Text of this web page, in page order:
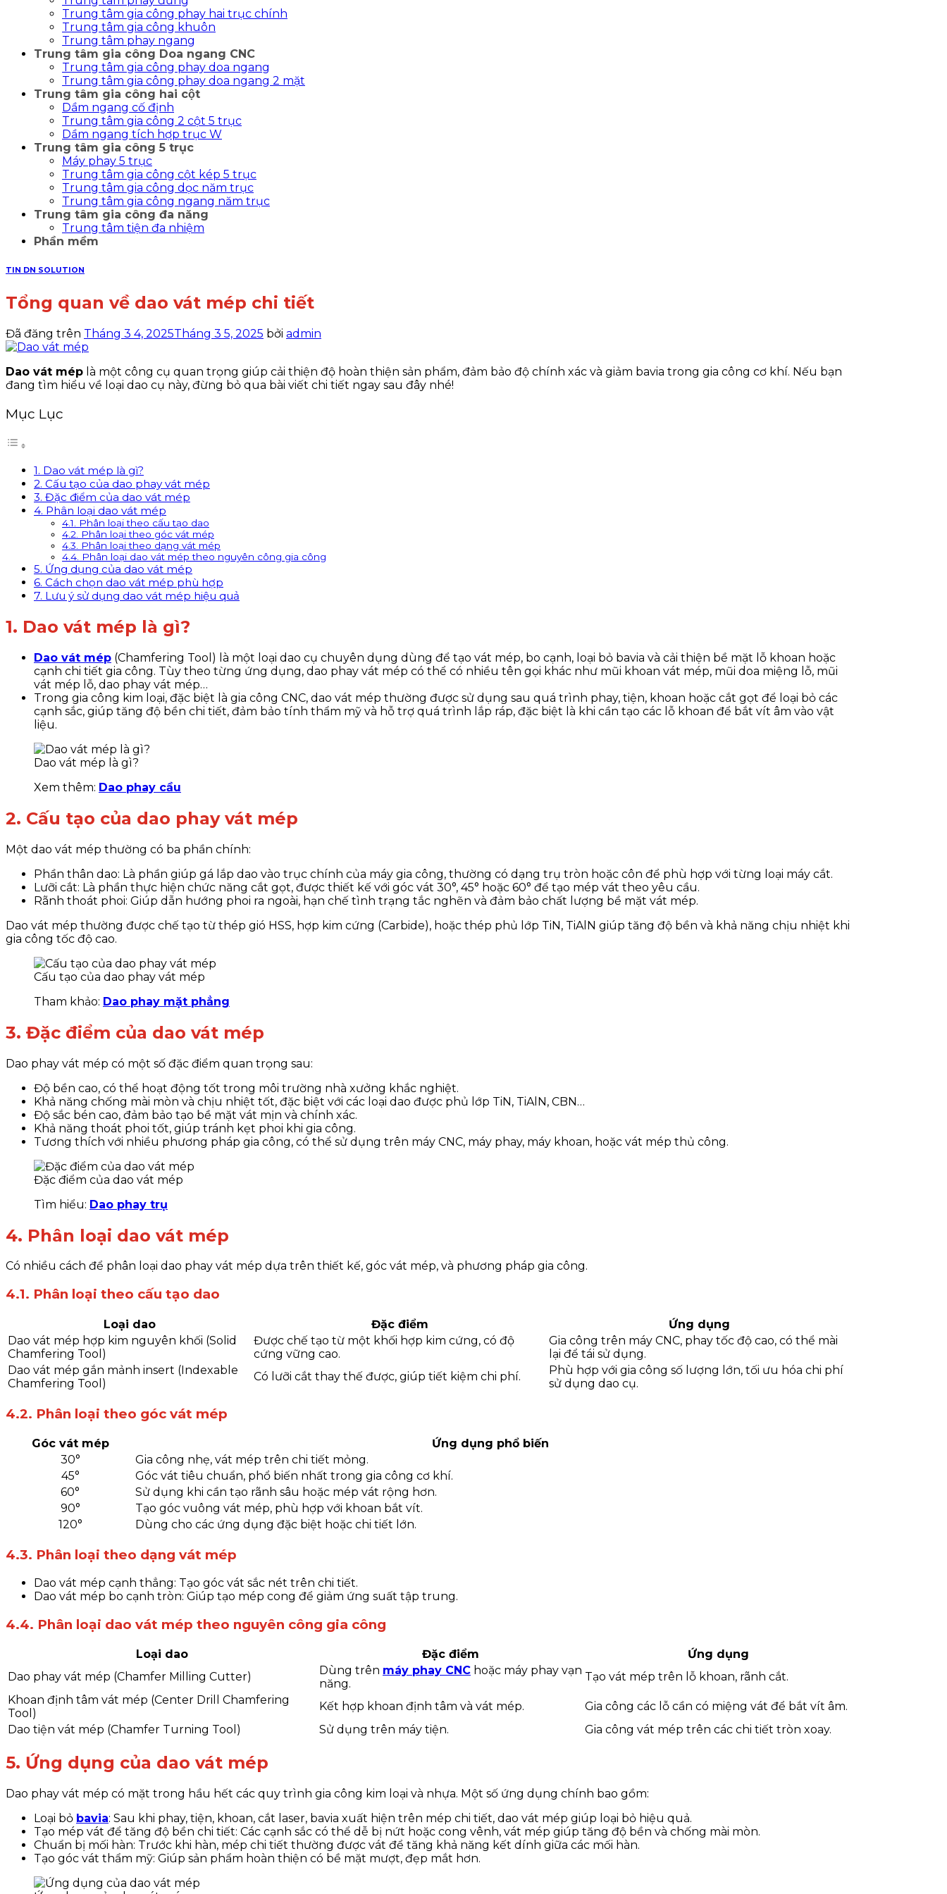
Trung tâm gia công phay hai trục chính
Trung tâm gia công khuôn
Trung tâm phay ngang
Trung tâm gia công Doa ngang CNC
Trung tâm gia công phay doa ngang
Trung tâm gia công phay doa ngang 2 mặt
Trung tâm gia công hai cột
Dầm ngang cố định
Trung tâm gia công 2 cột 5 trục
Dầm ngang tích hợp trục W
Trung tâm gia công 5 trục
Máy phay 5 trục
Trung tâm gia công cột kép 5 trục
Trung tâm gia công dọc năm trục
Trung tâm gia công ngang năm trục
Trung tâm gia công đa năng
Trung tâm tiện đa nhiệm
Phần mềm
TIN DN SOLUTION
Tổng quan về dao vát mép chi tiết
Đã đăng trên Tháng 3 4, 2025Tháng 3 5, 2025 bởi admin
Dao vát mép là một công cụ quan trọng giúp cải thiện độ hoàn thiện sản phẩm, đảm bảo độ chính xác và giảm bavia trong gia công cơ khí. Nếu bạn
đang tìm hiểu về loại dao cụ này, đừng bỏ qua bài viết chi tiết ngay sau đây nhé!
Mục Lục
1. Dao vát mép là gì?
2. Cấu tạo của dao phay vát mép
3. Đặc điểm của dao vát mép
4. Phân loại dao vát mép
4.1. Phân loại theo cấu tạo dao
4.2. Phân loại theo góc vát mép
4.3. Phân loại theo dạng vát mép
4.4. Phân loại dao vát mép theo nguyên công gia công
5. Ứng dụng của dao vát mép
6. Cách chọn dao vát mép phù hợp
7. Lưu ý sử dụng dao vát mép hiệu quả
1. Dao vát mép là gì?
Dao vát mép (Chamfering Tool) là một loại dao cụ chuyên dụng dùng để tạo vát mép, bo cạnh, loại bỏ bavia và cải thiện bề mặt lỗ khoan hoặc
cạnh chi tiết gia công. Tùy theo từng ứng dụng, dao phay vát mép có thể có nhiều tên gọi khác như mũi khoan vát mép, mũi doa miệng lỗ, mũi
vát mép lỗ, dao phay vát mép…
Trong gia công kim loại, đặc biệt là gia công CNC, dao vát mép thường được sử dụng sau quá trình phay, tiện, khoan hoặc cắt gọt để loại bỏ các
cạnh sắc, giúp tăng độ bền chi tiết, đảm bảo tính thẩm mỹ và hỗ trợ quá trình lắp ráp, đặc biệt là khi cần tạo các lỗ khoan để bắt vít âm vào vật
liệu.
Dao vát mép là gì?
Xem thêm: Dao phay cầu
2. Cấu tạo của dao phay vát mép
Một dao vát mép thường có ba phần chính:
Phần thân dao: Là phần giúp gá lắp dao vào trục chính của máy gia công, thường có dạng trụ tròn hoặc côn để phù hợp với từng loại máy cắt.
Lưỡi cắt: Là phần thực hiện chức năng cắt gọt, được thiết kế với góc vát 30°, 45° hoặc 60° để tạo mép vát theo yêu cầu.
Rãnh thoát phoi: Giúp dẫn hướng phoi ra ngoài, hạn chế tình trạng tắc nghẽn và đảm bảo chất lượng bề mặt vát mép.
Dao vát mép thường được chế tạo từ thép gió HSS, hợp kim cứng (Carbide), hoặc thép phủ lớp TiN, TiAlN giúp tăng độ bền và khả năng chịu nhiệt khi
gia công tốc độ cao.
Cấu tạo của dao phay vát mép
Tham khảo: Dao phay mặt phẳng
3. Đặc điểm của dao vát mép
Dao phay vát mép có một số đặc điểm quan trọng sau:
Độ bền cao, có thể hoạt động tốt trong môi trường nhà xưởng khắc nghiệt.
Khả năng chống mài mòn và chịu nhiệt tốt, đặc biệt với các loại dao được phủ lớp TiN, TiAlN, CBN…
Độ sắc bén cao, đảm bảo tạo bề mặt vát mịn và chính xác.
Khả năng thoát phoi tốt, giúp tránh kẹt phoi khi gia công.
Tương thích với nhiều phương pháp gia công, có thể sử dụng trên máy CNC, máy phay, máy khoan, hoặc vát mép thủ công.
Đặc điểm của dao vát mép
Tìm hiểu: Dao phay trụ
4. Phân loại dao vát mép
Có nhiều cách để phân loại dao phay vát mép dựa trên thiết kế, góc vát mép, và phương pháp gia công.
4.1. Phân loại theo cấu tạo dao
Loại dao Đặc điểm
Ứng dụng
Dao vát mép hợp kim nguyên khối (Solid
Chamfering Tool)
Được chế tạo từ một khối hợp kim cứng, có độ
cứng vững cao.
Gia công trên máy CNC, phay tốc độ cao, có thể mài
lại để tái sử dụng.
Dao vát mép gắn mảnh insert (Indexable
Chamfering Tool)
Có lưỡi cắt thay thế được, giúp tiết kiệm chi phí.
Phù hợp với gia công số lượng lớn, tối ưu hóa chi phí
sử dụng dao cụ.
4.2. Phân loại theo góc vát mép
Góc vát mép
Ứng dụng phổ biến
30°
Gia công nhẹ, vát mép trên chi tiết mỏng.
45°
Góc vát tiêu chuẩn, phổ biến nhất trong gia công cơ khí.
60°
Sử dụng khi cần tạo rãnh sâu hoặc mép vát rộng hơn.
90°
Tạo góc vuông vát mép, phù hợp với khoan bắt vít.
120°
Dùng cho các ứng dụng đặc biệt hoặc chi tiết lớn.
4.3. Phân loại theo dạng vát mép
Dao vát mép cạnh thẳng: Tạo góc vát sắc nét trên chi tiết.
Dao vát mép bo cạnh tròn: Giúp tạo mép cong để giảm ứng suất tập trung.
4.4. Phân loại dao vát mép theo nguyên công gia công
Loại dao Đặc điểm
Ứng dụng
Dao phay vát mép (Chamfer Milling Cutter)
Dùng trên máy phay CNC hoặc máy phay vạn
năng.
Tạo vát mép trên lỗ khoan, rãnh cắt.
Khoan định tâm vát mép (Center Drill Chamfering
Tool)
Kết hợp khoan định tâm và vát mép.
Gia công các lỗ cần có miệng vát để bắt vít âm.
Dao tiện vát mép (Chamfer Turning Tool)
Sử dụng trên máy tiện. Gia công vát mép trên các chi tiết tròn xoay.
5. Ứng dụng của dao vát mép
Dao phay vát mép có mặt trong hầu hết các quy trình gia công kim loại và nhựa. Một số ứng dụng chính bao gồm:
Loại bỏ bavia: Sau khi phay, tiện, khoan, cắt laser, bavia xuất hiện trên mép chi tiết, dao vát mép giúp loại bỏ hiệu quả.
Tạo mép vát để tăng độ bền chi tiết: Các cạnh sắc có thể dễ bị nứt hoặc cong vênh, vát mép giúp tăng độ bền và chống mài mòn.
Chuẩn bị mối hàn: Trước khi hàn, mép chi tiết thường được vát để tăng khả năng kết dính giữa các mối hàn.
Tạo góc vát thẩm mỹ: Giúp sản phẩm hoàn thiện có bề mặt mượt, đẹp mắt hơn.